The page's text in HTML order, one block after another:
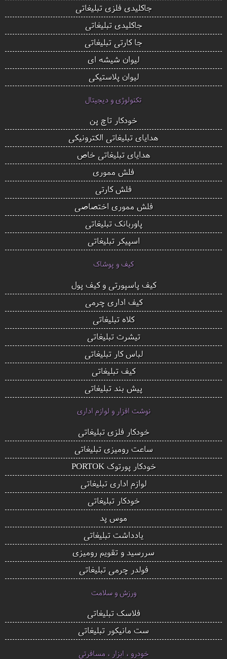
جاکلیدی فلزی تبلیغاتی
جاکلیدی تبلیغاتی
جا کارتی تبلیغاتی
لیوان شیشه ای
لیوان پلاستیکی
تکنولوژی و دیجیتال
خودکار تاچ پن
هدایای تبلیغاتی الکترونیکی
هدایای تبلیغاتی خاص
فلش مموری
فلش کارتی
فلش مموری اختصاصی
پاوربانک تبلیغاتی
اسپیکر تبلیغاتی
کیف و پوشاک
کیف پاسپورتی و کیف پول
کیف اداری چرمی
کلاه تبلیغاتی
تیشرت تبلیغاتی
لباس کار تبلیغاتی
کیف تبلیغاتی
پیش بند تبلیغاتی
نوشت افزار و لوازم اداری
خودکار فلزی تبلیغاتی
ساعت رومیزی تبلیغاتی
خودکار پورتوک PORTOK
لوازم اداری تبلیغاتی
خودکار تبلیغاتی
موس پد
یادداشت تبلیغاتی
سررسید و تقویم رومیزی
فولدر چرمی تبلیغاتی
ورزش و سلامت
فلاسک تبلیغاتی
ست مانیکور تبلیغاتی
خودرو ، ابزار ، مسافرتی